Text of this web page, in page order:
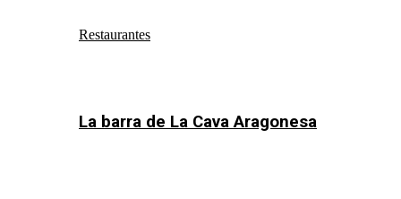
Restaurantes
La barra de La Cava Aragonesa